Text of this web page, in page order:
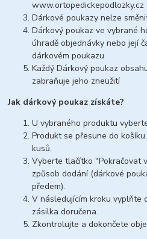
www.ortopedickepodlozky.cz
Dárkové poukazy nelze
Dárkový poukaz ve vybrané
úhradě objednávky nebo její
dárkovém poukazu
Každý Dárkový poukaz
zabraňuje jeho zneužití
Jak dárkový poukaz získáte?
U vybraného produktu
Produkt se přesune do
kusů.
Vyberte tlačítko "Pokračovat
způsob dodání (dárkové
předem).
V následujícím kroku vyplňte
zásilka doručena.
Zkontrolujte a dokončete